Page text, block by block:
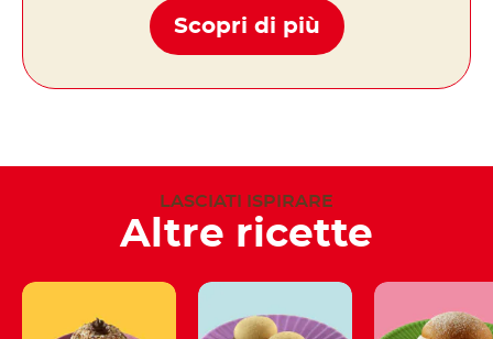
Scopri di più
LASCIATI ISPIRARE
Altre ricette